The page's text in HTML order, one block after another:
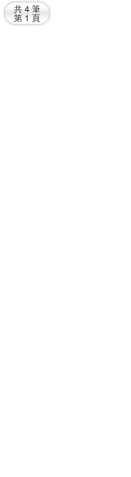
共 4 筆
第 1 頁